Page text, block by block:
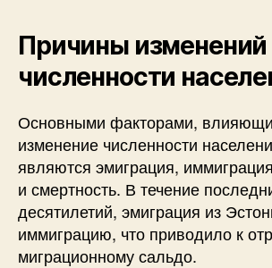
Причины изменений
численности
Основными факторами,
изменение численности
являются эмиграция,
и смертность. В течение
десятилетий, эмиграция из
иммиграцию, что приводило к
миграционному сальдо.